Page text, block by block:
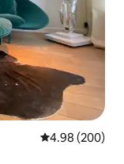
평점 4.98점(5
4.98 (200)